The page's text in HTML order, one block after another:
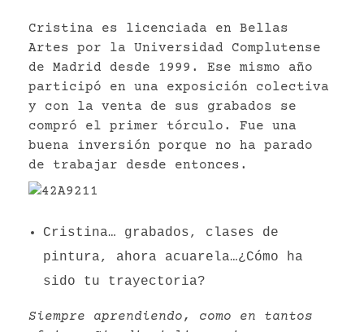
Cristina es licenciada en Bellas
Artes por la Universidad Complutense
de Madrid desde 1999. Ese mismo año
participó en una exposición colectiva
y con la venta de sus grabados se
compró el primer tórculo. Fue una
buena inversión porque no ha parado
de trabajar desde entonces.
Cristina… grabados, clases de
pintura, ahora acuarela…¿Cómo ha
sido tu trayectoria?
Siempre aprendiendo, como en tantos